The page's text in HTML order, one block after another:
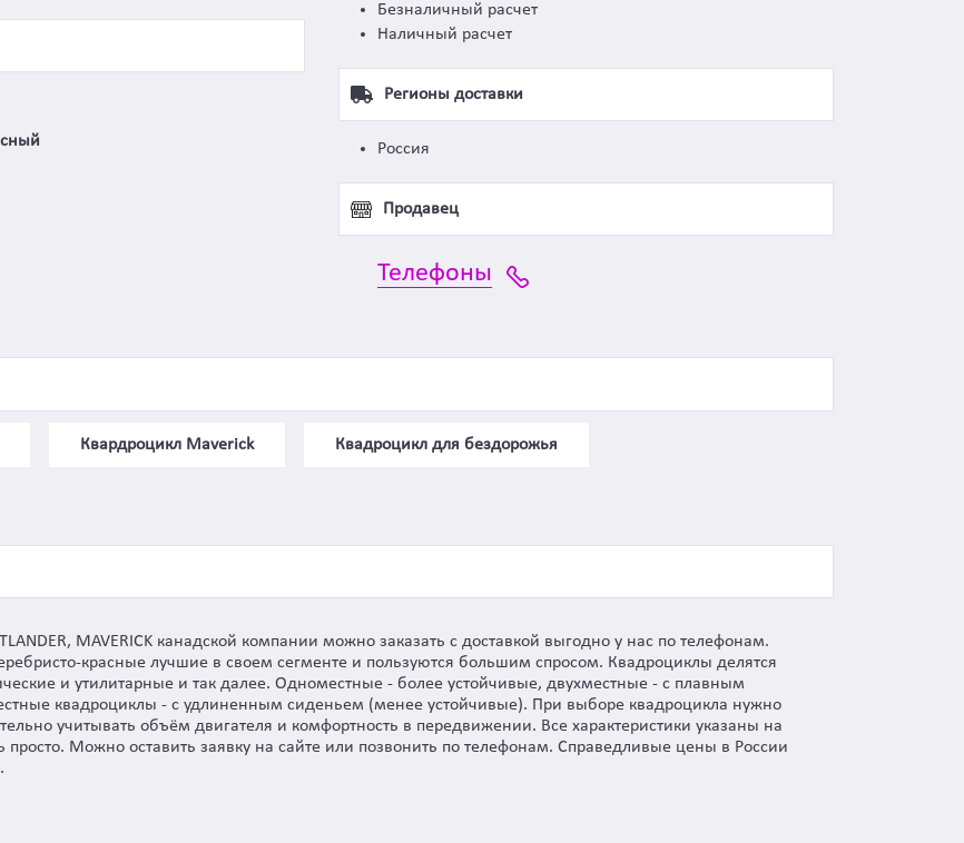
Безналичный расчет
Наличный расчет
Регионы доставки
Россия
Продавец
Телефоны
Квардроцикл Maverick Квадроцикл для бездорожья
MAVERICK канадской компании можно заказать с доставкой выгодно у нас по телефонам.
красные лучшие в своем сегменте и пользуются большим спросом. Квадроциклы делятся
и утилитарные и так далее. Одноместные - более устойчивые, двухместные - с плавным
квадроциклы - с удлиненным сиденьем (менее устойчивые). При выборе квадроцикла нужно
учитывать объём двигателя и комфортность в передвижении. Все характеристики указаны на
Можно оставить заявку на сайте или позвонить по телефонам. Справедливые цены в России